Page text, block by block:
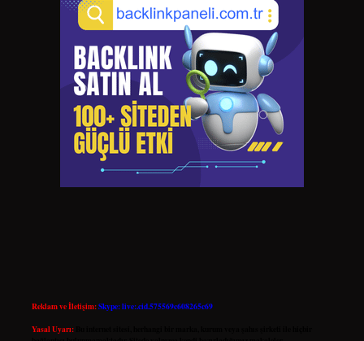
Reklam ve İletişim:Skype: live:.cid.575569c608265c69
Yasal Uyarı: